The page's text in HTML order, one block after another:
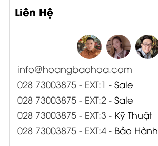
Liên Hệ
info@hoangbaohoa.com
028 73003875 - EXT:1 - Sale
028 73003875 - EXT:2- Sale
028 73003875 - EXT:3 - Kỹ Thuật
028 73003875 - EXT:4- Bảo Hành